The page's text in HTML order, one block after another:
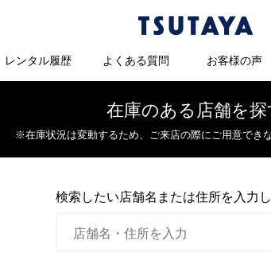
レンタル履歴 よくある質問 お客様の声
在庫のある店舗を探
※在庫状況は変動するため、 ご来店の際にご用意でき
検索したい店舗名または住所を入力